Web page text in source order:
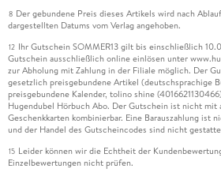
8 Der gebundene Preis dieses Artikels wird nach
dargestellten Datums vom Verlag angehoben.
12 Ihr Gutschein SOMMER13 gilt bis einschließlich
Gutschein ausschließlich online einlösen unter
zur Abholung mit Zahlung in der Filiale möglich. Der
gesetzlich preisgebundene Artikel (deutschsprachige
preisgebundene Kalender, tolino shine
Hugendubel Hörbuch Abo. Der Gutschein ist nicht mit
Geschenkkarten kombinierbar. Eine Barauszahlung ist
und der Handel des Gutscheincodes sind nicht
15 Leider können wir die Echtheit der
Einzelbewertungen nicht prüfen.